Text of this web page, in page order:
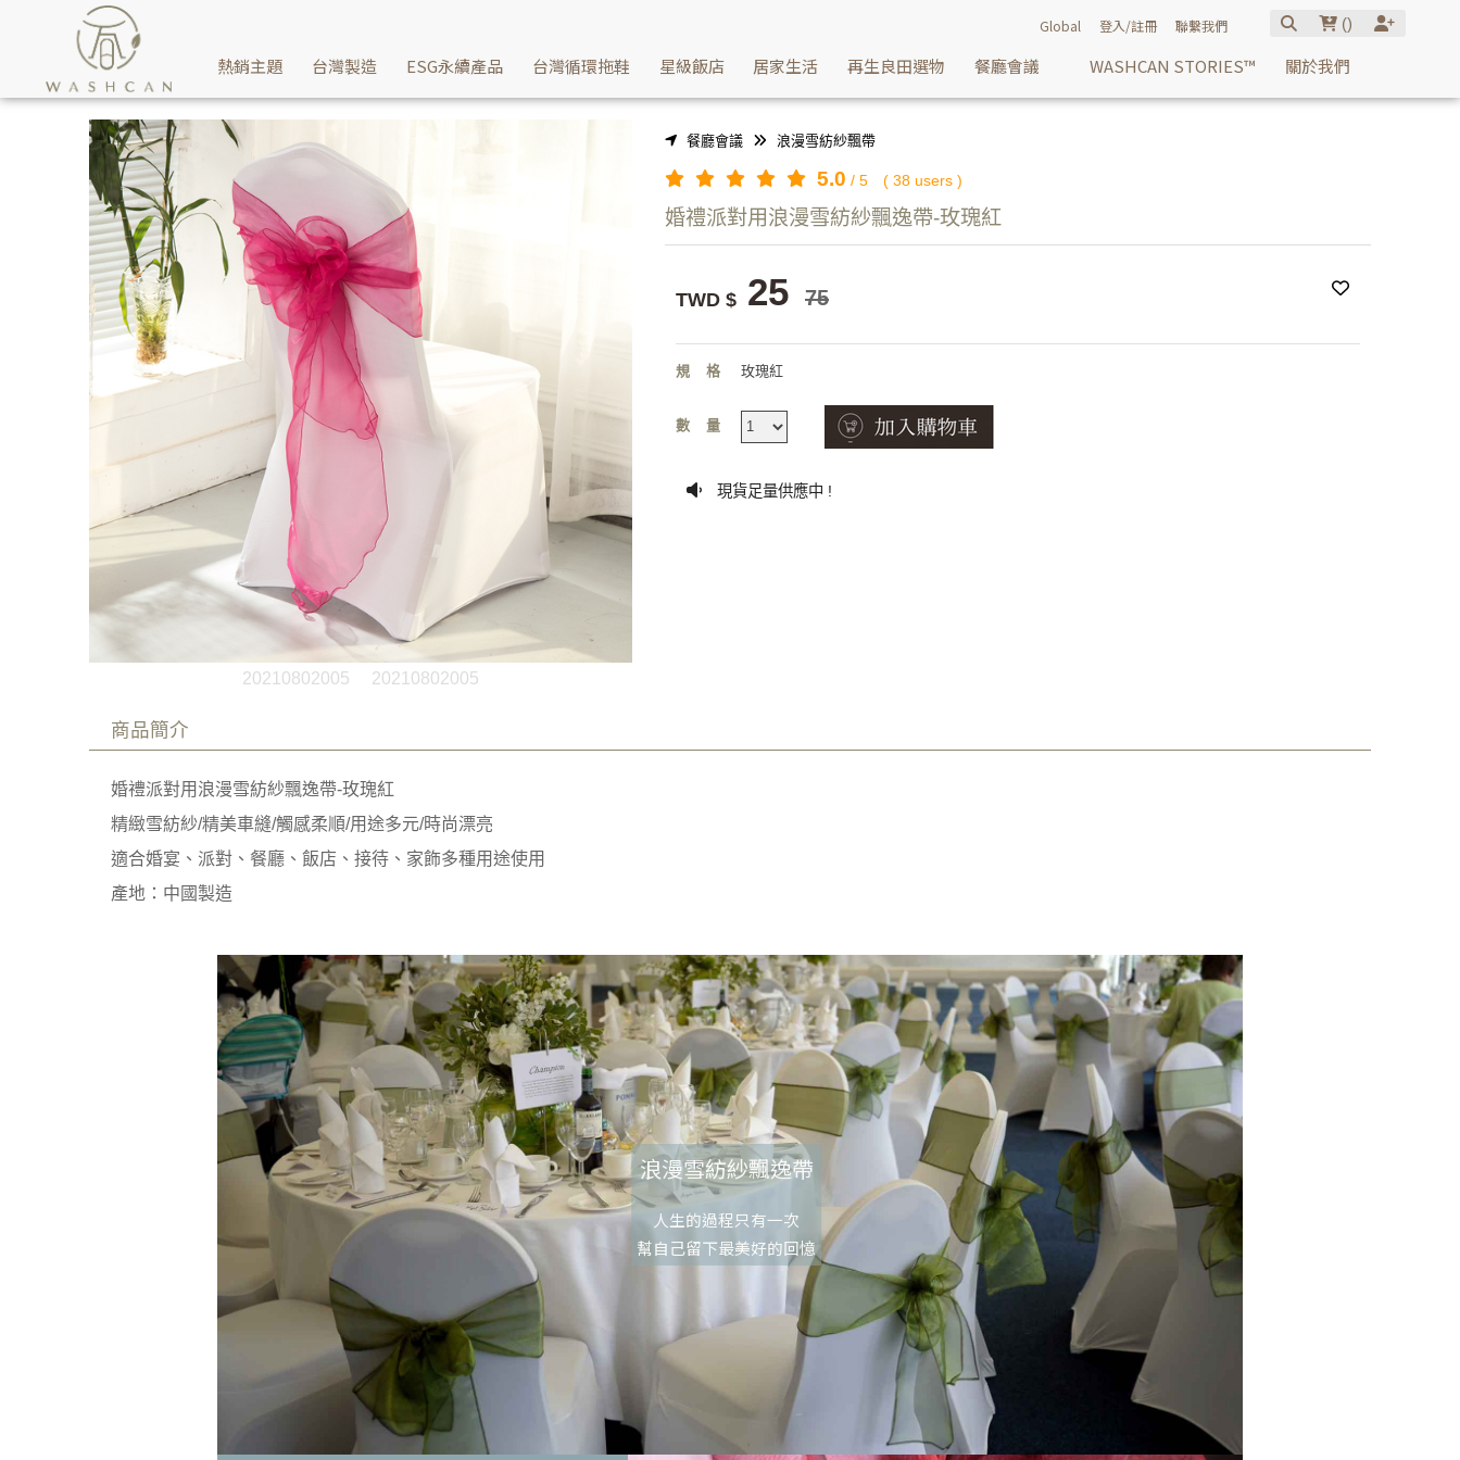
婚禮派對用浪漫雪紡紗飄逸帶-玫瑰紅，讓你的喜宴再增添點浪漫的氣息 | Washcan瓦士肯
Global 登入/註冊 聯繫我們 ()
熱銷主題 台灣製造 ESG永續產品 台灣循環拖鞋 星級飯店 居家生活 再生良田選物 餐廳會議 WASHCAN STORIES™ 關於我們
20210802005 20210802005
餐廳會議 浪漫雪紡紗飄帶
5.0 / 5 ( 38 users )
婚禮派對用浪漫雪紡紗飄逸帶-玫瑰紅
TWD $ 25 75
規格 玫瑰紅
數量
現貨足量供應中 !
商品簡介
婚禮派對用浪漫雪紡紗飄逸帶-玫瑰紅
精緻雪紡紗/精美車縫/觸感柔順/用途多元/時尚漂亮
適合婚宴、派對、餐廳、飯店、接待、家飾多種用途使用
產地：中國製造
浪漫雪紡紗飄逸帶
人生的過程只有一次
幫自己留下最美好的回憶